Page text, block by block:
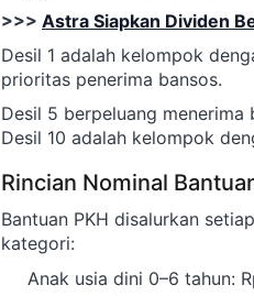
>>> Astra Siapkan Dividen
Desil 1 adalah kelompok
prioritas penerima bansos.
Desil 5 berpeluang menerima
Desil 10 adalah kelompok
Rincian Nominal
Bantuan PKH disalurkan
kategori:
Anak usia dini 0–6 tahun: